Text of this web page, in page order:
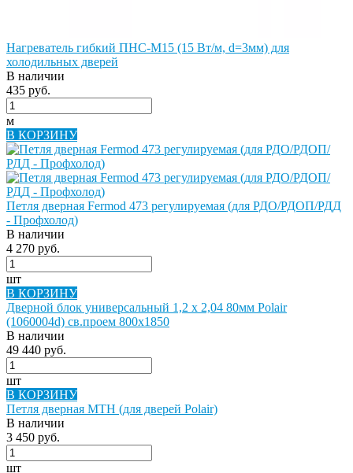
Нагреватель гибкий ПНС-М15 (15 Вт/м, d=3мм) для
холодильных дверей
В наличии
435 руб.
м
В КОРЗИНУ
Петля дверная Fermod 473 регулируемая (для РДО/РДОП/РДД
- Профхолод)
В наличии
4 270 руб.
шт
В КОРЗИНУ
Дверной блок универсальный 1,2 х 2,04 80мм Polair
(1060004d) св.проем 800х1850
В наличии
49 440 руб.
шт
В КОРЗИНУ
Петля дверная MTH (для дверей Polair)
В наличии
3 450 руб.
шт